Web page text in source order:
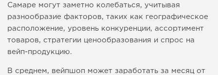
Самаре могут заметно колебаться, учитывая
разнообразие факторов, таких как географическое
расположение, уровень конкуренции, ассортимент
товаров, стратегии ценообразования и спрос на
вейп-продукцию.
В среднем, вейпшоп может заработать за месяц от